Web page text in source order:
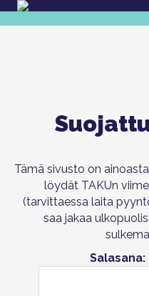
Tämä sivusto on
löydät TAKUn
(tarvittaessa laita
saa jakaa
Salasana: